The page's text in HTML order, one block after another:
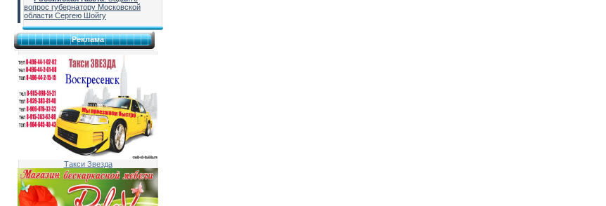
вопрос губернатору Московской
области Сергею Шойгу
Реклама
Такси Звезда